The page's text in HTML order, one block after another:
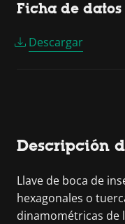
Ficha de datos
Descargar
Descripción
Llave de boca de
hexagonales o
dinamométricas de